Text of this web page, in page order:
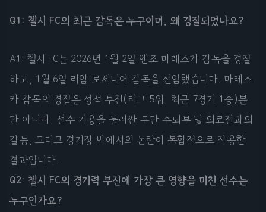
Q1: 첼시 FC의 최근 감독은 누구이며, 왜 경질되었나요?
A1: 첼시 FC는 2026년 1월 2일 엔조 마레스카 감독을 경질
하고, 1월 6일 리암 로세니어 감독을 선임했습니다. 마레스
카 감독의 경질은 성적 부진(리그 5위, 최근 7경기 1승)뿐
만 아니라, 선수 기용을 둘러싼 구단 수뇌부 및 의료진과의
갈등, 그리고 경기장 밖에서의 논란이 복합적으로 작용한
결과입니다.
Q2: 첼시 FC의 경기력 부진에 가장 큰 영향을 미친 선수는
누구인가요?